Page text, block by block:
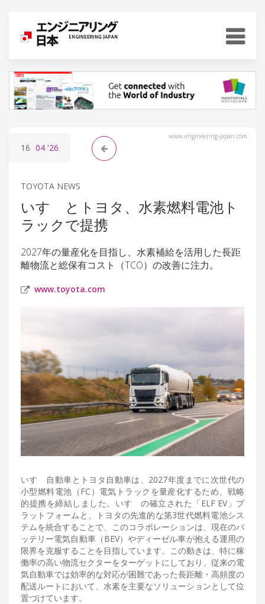
www.engineering-japan.com
16 04 '26
TOYOTA NEWS
いすゞとトヨタ、水素燃料電池ト
ラックで提携
2027年の量産化を目指し、水素補給を活用した長距
離物流と総保有コスト（TCO）の改善に注力。
www.toyota.com
いすゞ自動車とトヨタ自動車は、2027年度までに次世代の
小型燃料電池（FC）電気トラックを量産化するため、戦略
的提携を締結しました。いすゞの確立された「ELF EV」プ
ラットフォームと、トヨタの先進的な第3世代燃料電池シス
テムを統合することで、このコラボレーションは、現在のバ
ッテリー電気自動車（BEV）やディーゼル車が抱える運用の
限界を克服することを目指しています。この動きは、特に稼
働率の高い物流セクターをターゲットにしており、従来の電
気自動車では効率的な対応が困難であった長距離・高頻度の
配送ルートにおいて、水素を主要なソリューションとして位
置づけています。